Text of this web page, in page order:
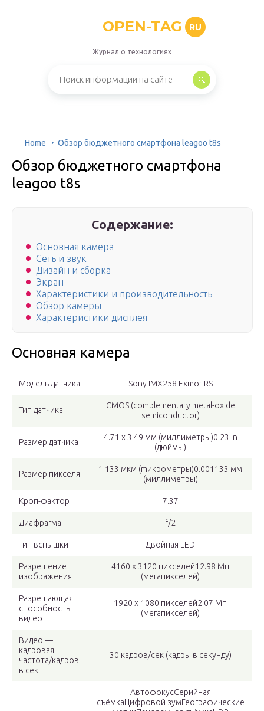
OPEN-TAG RU
Журнал о технологиях
Home Обзор бюджетного смартфона leagoo t8s
Обзор бюджетного смартфона
leagoo t8s
Содержание:
Основная камера
Сеть и звук
Дизайн и сборка
Экран
Характеристики и производительность
Обзор камеры
Характеристики дисплея
Основная камера
Модель датчика Sony IMX258 Exmor RS
Тип датчика
CMOS (complementary metal-oxide
semiconductor)
Размер датчика
4.71 x 3.49 мм (миллиметры)0.23 in
(дюймы)
Размер пикселя
1.133 мкм (mикрометры)0.001133 мм
(миллиметры)
Кроп-фактор 7.37
Диафрагма f/2
Тип вспышки Двойная LED
Разрешение
изображения
4160 x 3120 пикселей12.98 Мп
(мегапикселей)
Разрешающая
способность
видео
1920 x 1080 пикселей2.07 Мп
(мегапикселей)
Видео —
кадровая
частота/кадров
в сек.
30 кадров/сек (кадры в секунду)
АвтофокусСерийная
съёмкаЦифровой зумГеографические